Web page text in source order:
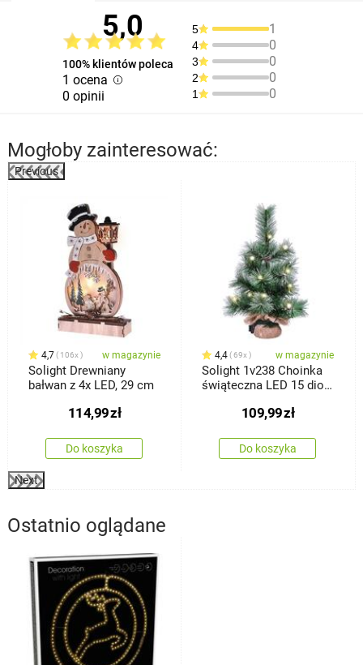
5,0
100% klientów poleca
1 ocena
0 opinii
5 1
4 0
3 0
2 0
1 0
Mogłoby zainteresować:
Previous
4,7 106x w magazynie
Solight Drewniany
bałwan z 4x LED, 29 cm
114,99zł
Do koszyka
4,4 69x w magazynie
Solight 1v238 Choinka
świąteczna LED 15 diod
109,99zł
Do koszyka
Next
Ostatnio oglądane